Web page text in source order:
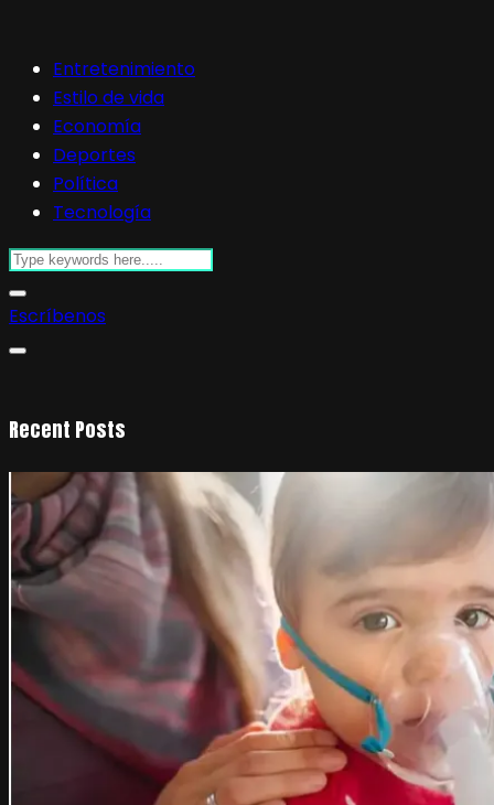
Entretenimiento
Estilo de vida
Economía
Deportes
Política
Tecnología
Escríbenos
Recent Posts